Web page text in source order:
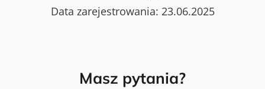
Data zarejestrowania: 23.06.2025
Masz pytania?